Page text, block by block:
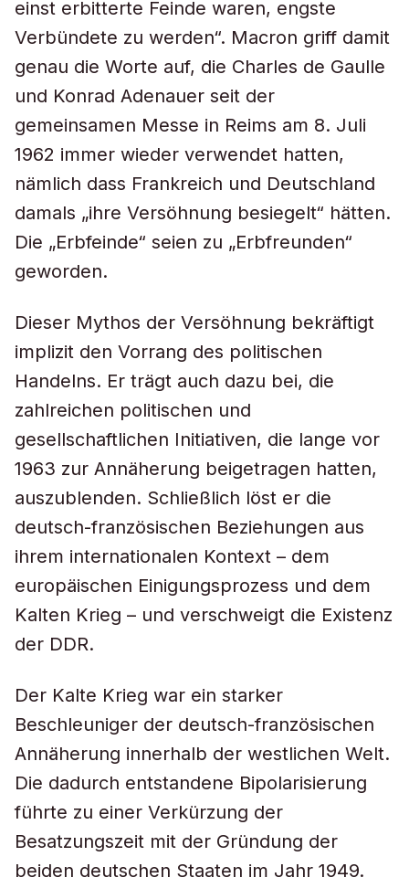
einst erbitterte Feinde waren, engste
Verbündete zu werden“. Macron griff damit
genau die Worte auf, die Charles de Gaulle
und Konrad Adenauer seit der
gemeinsamen Messe in Reims am 8. Juli
1962 immer wieder verwendet hatten,
nämlich dass Frankreich und Deutschland
damals „ihre Versöhnung besiegelt“ hätten.
Die „Erbfeinde“ seien zu „Erbfreunden“
geworden.
Dieser Mythos der Versöhnung bekräftigt
implizit den Vorrang des politischen
Handelns. Er trägt auch dazu bei, die
zahlreichen politischen und
gesellschaftlichen Initiativen, die lange vor
1963 zur Annäherung beigetragen hatten,
auszublenden. Schließlich löst er die
deutsch-französischen Beziehungen aus
ihrem internationalen Kontext – dem
europäischen Einigungsprozess und dem
Kalten Krieg – und verschweigt die Existenz
der DDR.
Der Kalte Krieg war ein starker
Beschleuniger der deutsch-französischen
Annäherung innerhalb der westlichen Welt.
Die dadurch entstandene Bipolarisierung
führte zu einer Verkürzung der
Besatzungszeit mit der Gründung der
beiden deutschen Staaten im Jahr 1949.